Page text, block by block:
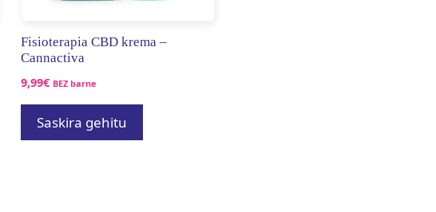
Fisioterapia CBD krema –
Cannactiva
9,99€ BEZ barne
Saskira gehitu